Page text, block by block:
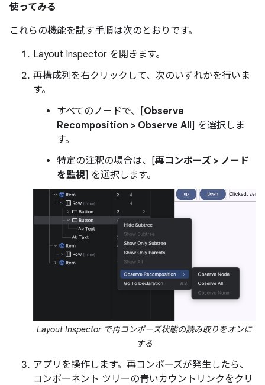
使ってみる
これらの機能を試す手順は次のとおりです。
Layout Inspector を開きます。
再構成列を右クリックして、次のいずれかを行いま
す。
すべてのノードで、[Observe
Recomposition > Observe All ] を選択しま
す。
特定の注釈の場合は、[再コンポーズ > ノード
を監視] を選択します。
Layout Inspector で再コンポーズ状態の読み取りをオンに
する
アプリを操作します。再コンポーズが発生したら、
コンポーネント ツリーの青いカウントリンクをクリ